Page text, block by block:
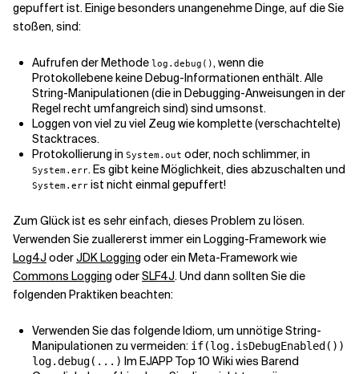
gepuffert ist. Einige besonders unangenehme Dinge, auf die Sie
stoßen, sind:
Aufrufen der Methode log.debug(), wenn die
Protokollebene keine Debug-Informationen enthält. Alle
String-Manipulationen (die in Debugging-Anweisungen in der
Regel recht umfangreich sind) sind umsonst.
Loggen von viel zu viel Zeug wie komplette (verschachtelte)
Stacktraces.
Protokollierung in System.out oder, noch schlimmer, in
System.err. Es gibt keine Möglichkeit, dies abzuschalten und
System.err ist nicht einmal gepuffert!
Zum Glück ist es sehr einfach, dieses Problem zu lösen.
Verwenden Sie zuallererst immer ein Logging-Framework wie
Log4J oderJDK Logging oder ein Meta-Framework wie
Commons Logging oderSLF4J. Und dann sollten Sie die
folgenden Praktiken beachten:
Verwenden Sie das folgende Idiom, um unnötige String-
Manipulationen zu vermeiden: if(log.isDebugEnabled())
log.debug(...) Im EJAPP Top 10 Wiki wies Barend